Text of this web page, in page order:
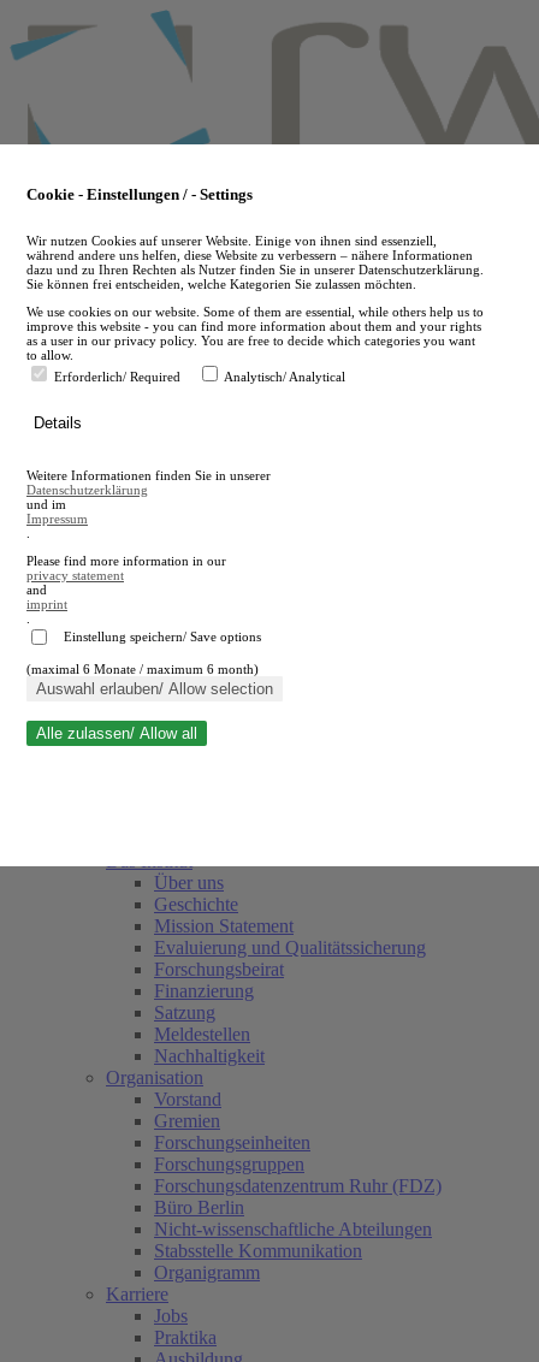
to
main
en
A
A
Suche schließen
Über uns
Geschichte
Mission Statement
Evaluierung und Qualitätssicherung
Forschungsbeirat
Finanzierung
Satzung
Meldestellen
Nachhaltigkeit
Organisation
Vorstand
Gremien
Forschungseinheiten
Forschungsgruppen
Forschungsdatenzentrum Ruhr (FDZ)
Büro Berlin
Nicht-wissenschaftliche Abteilungen
Stabsstelle Kommunikation
Organigramm
Karriere
Jobs
Praktika
Cookie - Einstellungen / - Settings
Wir nutzen Cookies auf unserer Website. Einige von ihnen sind essenziell,
während andere uns helfen, diese Website zu verbessern – nähere Informationen
dazu und zu Ihren Rechten als Nutzer finden Sie in unserer Datenschutzerklärung.
Sie können frei entscheiden, welche Kategorien Sie zulassen möchten.
We use cookies on our website. Some of them are essential, while others help us to
improve this website - you can find more information about them and your rights
as a user in our privacy policy. You are free to decide which categories you want
to allow.
Erforderlich/ Required
Analytisch/ Analytical
Details
Weitere Informationen finden Sie in unserer
Datenschutzerklärung
und im
Impressum
Please find more information in our
privacy statement
and
imprint
Einstellung speichern/ Save options
(maximal 6 Monate / maximum 6 month)
Auswahl erlauben/ Allow selection
Alle zulassen/ Allow all